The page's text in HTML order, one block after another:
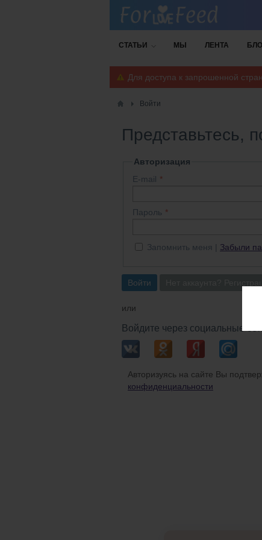
СТАТЬИ МЫ ЛЕНТА
Для доступа к запрошенной
Войти
Представьтесь,
Авторизация
E-mail
Пароль
Запомнить меня Забыли
Войти
или
Войдите через социальные сети
Авторизуясь на сайте Вы
конфиденциальности